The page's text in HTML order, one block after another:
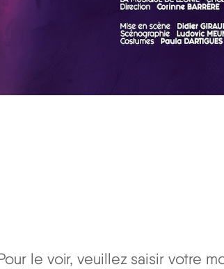
le voir, veuillez saisir votre